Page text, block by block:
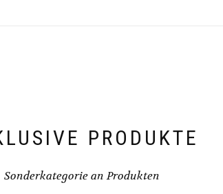
PRODUKTE
Sonderkategorie an Produkten